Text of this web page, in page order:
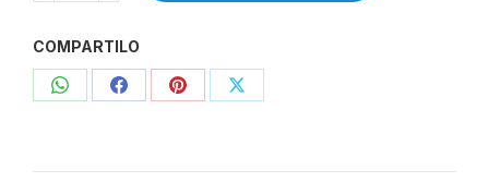
con
termómetro
76
COMPARTILO
CompartirCompartirCompartirCompartir